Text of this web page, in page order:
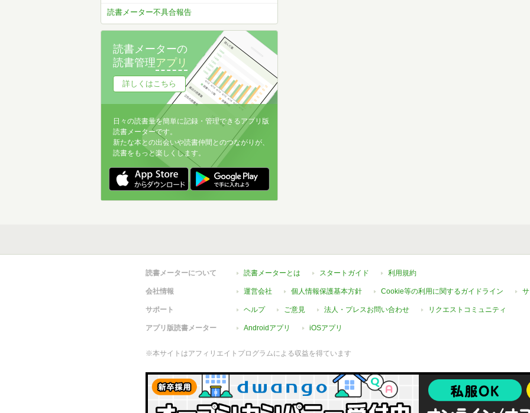
読書メーター不具合報告
読書メーターの
読書管理アプリ
詳しくはこちら
日々の読書量を簡単に記録・管理できるアプリ版
読書メーターです。
新たな本との出会いや読書仲間とのつながりが、
読書をもっと楽しくします。
読書メーターについて 読書メーターとは スタートガイド 利用規約
会社情報 運営会社 個人情報保護基本方針 Cookie等の利用に関するガイドライン
サポート ヘルプ ご意見 法人・プレスお問い合わせ リクエストコミュニティ
アプリ版読書メーター Androidアプリ iOSアプリ
※本サイトはアフィリエイトプログラムによる収益を得ています